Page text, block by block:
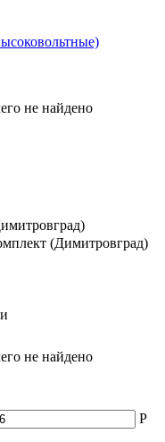
не найдено
(Димитровград)
не найдено
Р